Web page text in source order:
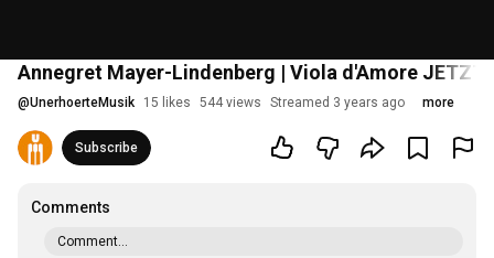
Annegret Mayer-Lindenberg | Viola d'Amore
@UnerhoerteMusik 15 likes 544 views Streamed 3 years ago more
Subscribe
Comments
Comment...